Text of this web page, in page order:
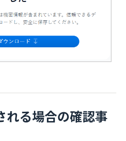
れる場合の確認事